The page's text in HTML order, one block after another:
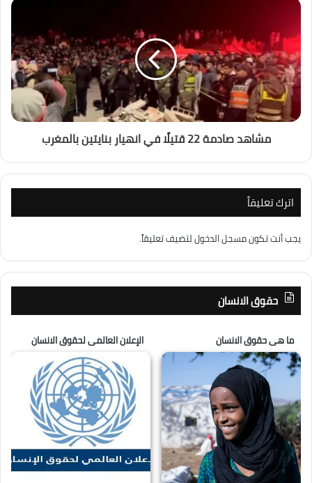
مشاهد صادمة 22 قتيلًا في انهيار بنايتين بالمغرب
اترك تعليقاً
يجب أنت تكونمسجل الدخوللتضيف تعليقاً.
حقوق الانسان
ما هى حقوق الانسان الإعلان العالمى لحقوق الانسان